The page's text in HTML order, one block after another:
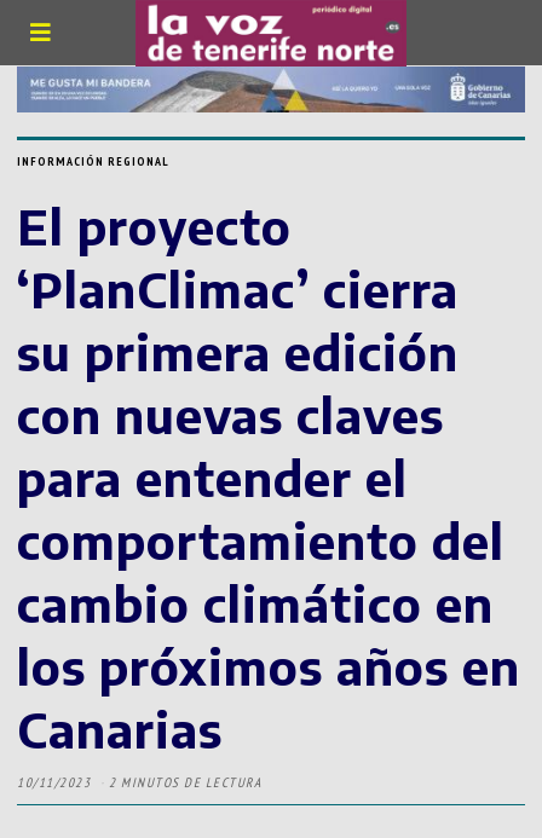
INFORMACIÓN REGIONAL
El proyecto
‘PlanClimac’ cierra
su primera edición
con nuevas claves
para entender el
comportamiento del
cambio climático en
los próximos años en
Canarias
10/11/2023 2 MINUTOS DE LECTURA